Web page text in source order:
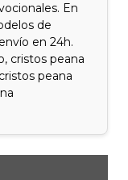
En
de
en 24h.
cristos peana
peana